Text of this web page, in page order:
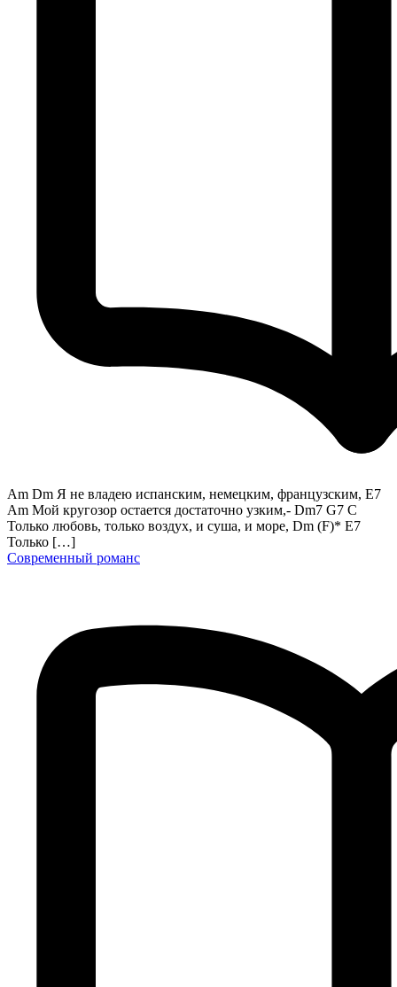
Am Dm Я не владею испанским, немецким, французским, E7
Am Мой кругозор остается достаточно узким,- Dm7 G7 C
Только любовь, только воздух, и суша, и море, Dm (F)* E7
Только […]
Современный романс